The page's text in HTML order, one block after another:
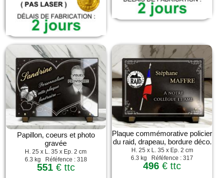
Papillon, coeurs et photo
gravée
H. 25 x L. 35 x Ep. 2 cm
6.3 kg Réféfence : 318
551€ ttc
Plaque commémorative policier
du raid, drapeau, bordure déco.
H. 25 x L. 35 x Ep. 2 cm
6.3 kg Réféfence : 317
496 € ttc